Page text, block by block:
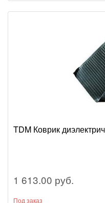
TDM Коврик
1 613.00 руб.
Под заказ